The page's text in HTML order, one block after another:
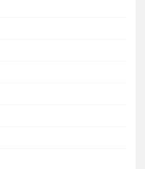
是阿里云游戏云官
方案
戏用户。Fit2Cloud是完全基
上服务运维平台，以镜像
动伸缩、代码部署等一系